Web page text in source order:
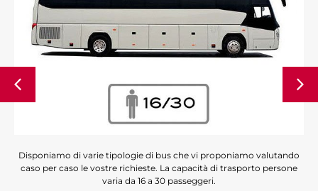
Disponiamo di varie tipologie di bus che vi proponiamo valutando
caso per caso le vostre richieste. La capacità di trasporto persone
varia da 16 a 30 passeggeri.